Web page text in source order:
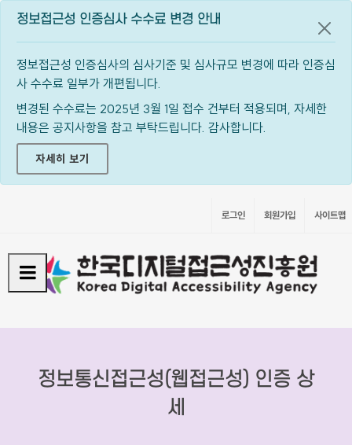
정보접근성 인증심사 수수료 변경 안내
정보접근성 인증심사의 심사기준 및 심사규모 변경에 따라 인증심
사 수수료 일부가 개편됩니다.
변경된 수수료는 2025년 3월 1일 접수 건부터 적용되며, 자세한
내용은 공지사항을 참고 부탁드립니다. 감사합니다.
자세히 보기
공지
로그인 회원가입 사이트맵
정보통신접근성(웹접근성) 인증 상
세